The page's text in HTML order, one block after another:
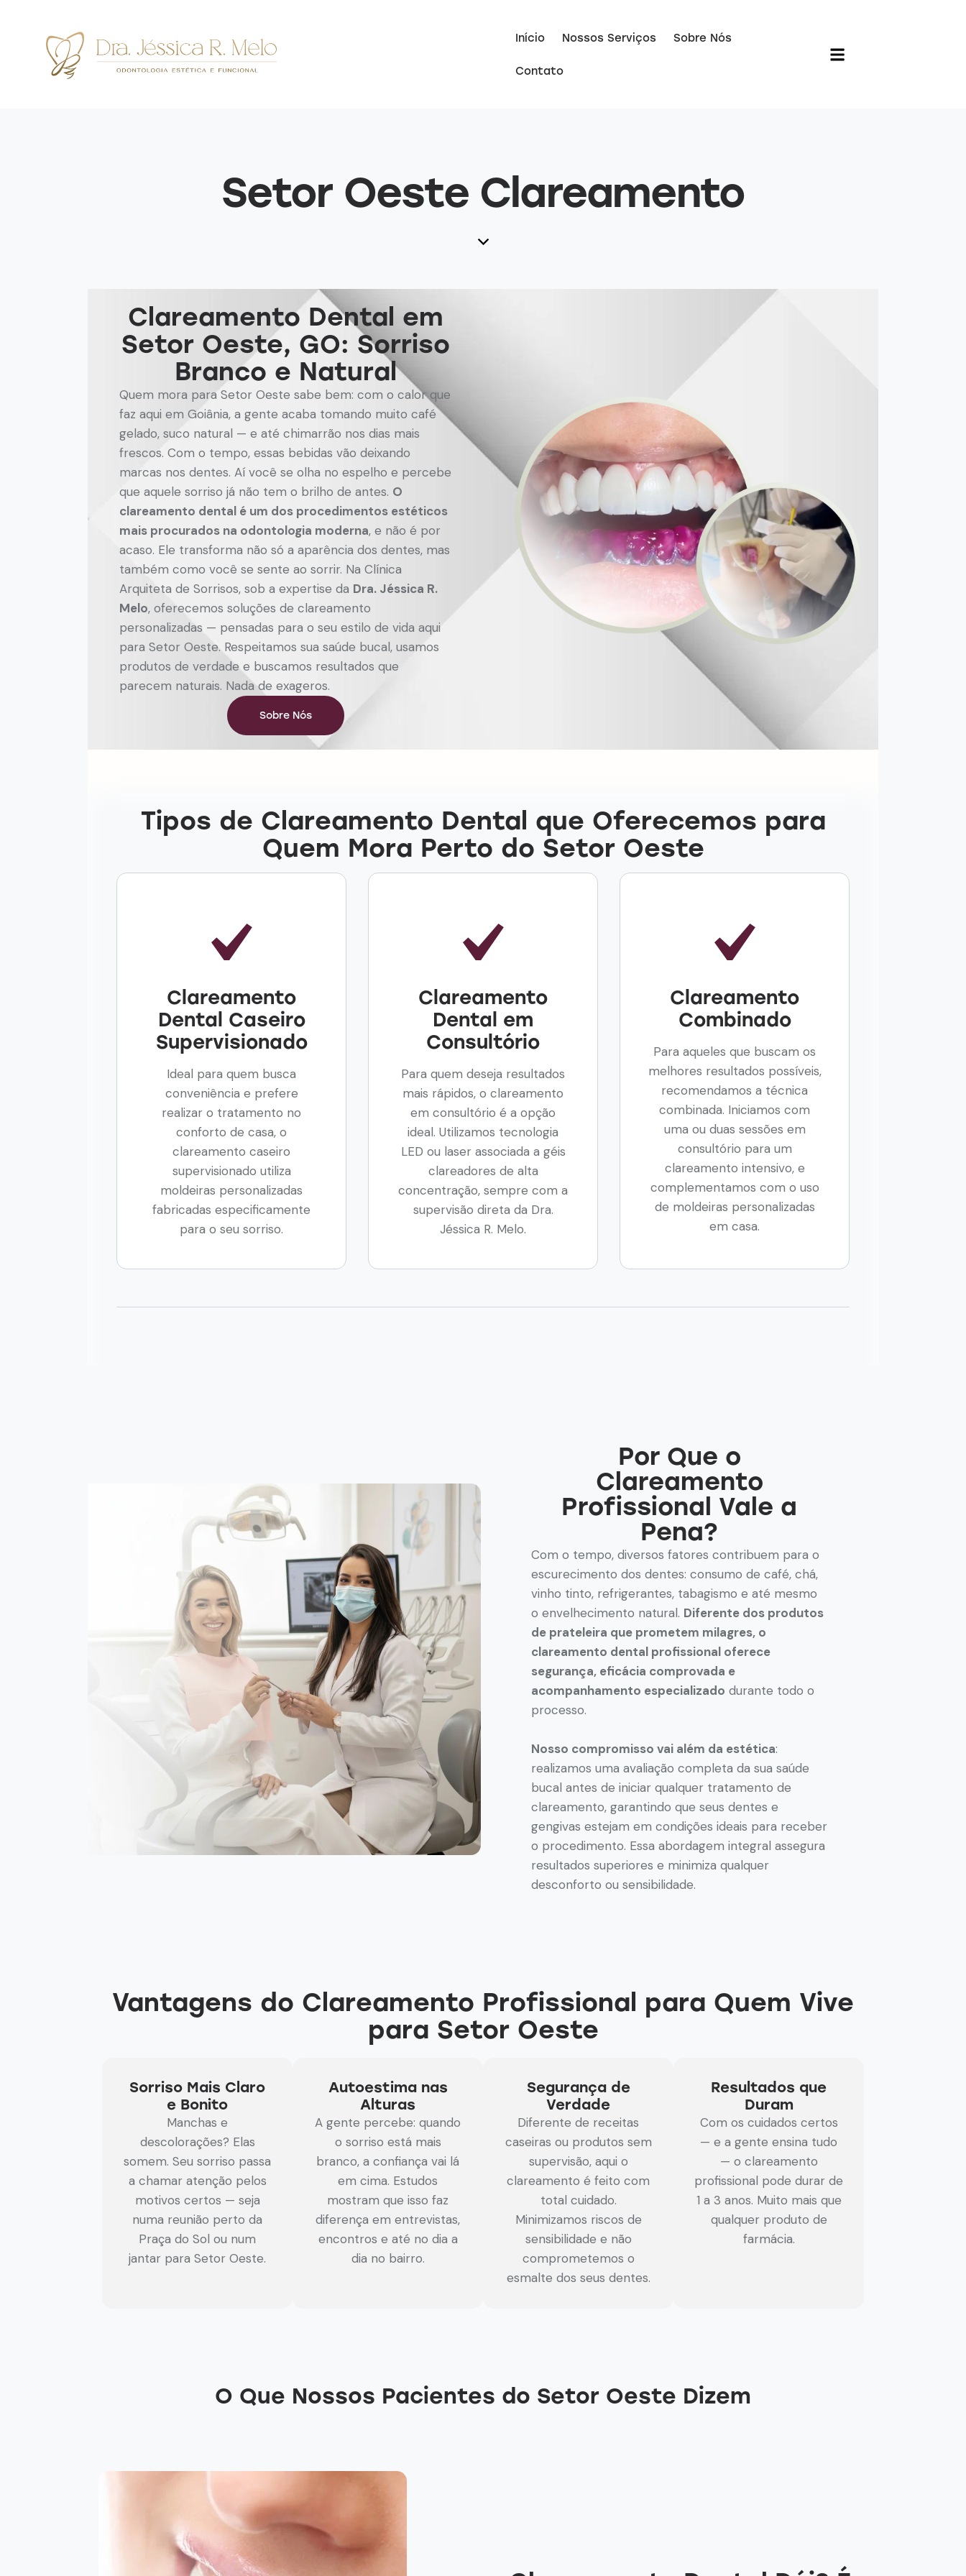
Início Nossos Serviços Sobre Nós
Contato
Setor Oeste Clareamento
Clareamento Dental em
Setor Oeste, GO: Sorriso
Branco e Natural
Quem mora para Setor Oeste sabe bem: com o calor que
faz aqui em Goiânia, a gente acaba tomando muito café
gelado, suco natural — e até chimarrão nos dias mais
frescos. Com o tempo, essas bebidas vão deixando
marcas nos dentes. Aí você se olha no espelho e percebe
que aquele sorriso já não tem o brilho de antes. O
clareamento dental é um dos procedimentos estéticos
mais procurados na odontologia moderna, e não é por
acaso. Ele transforma não só a aparência dos dentes, mas
também como você se sente ao sorrir. Na Clínica
Arquiteta de Sorrisos, sob a expertise da Dra. Jéssica R.
Melo, oferecemos soluções de clareamento
personalizadas — pensadas para o seu estilo de vida aqui
para Setor Oeste. Respeitamos sua saúde bucal, usamos
produtos de verdade e buscamos resultados que
parecem naturais. Nada de exageros.
Sobre Nós
Tipos de Clareamento Dental que Oferecemos para
Quem Mora Perto do Setor Oeste
Clareamento
Dental Caseiro
Supervisionado
Ideal para quem busca
conveniência e prefere
realizar o tratamento no
conforto de casa, o
clareamento caseiro
supervisionado utiliza
moldeiras personalizadas
fabricadas especificamente
para o seu sorriso.
Clareamento
Dental em
Consultório
Para quem deseja resultados
mais rápidos, o clareamento
em consultório é a opção
ideal. Utilizamos tecnologia
LED ou laser associada a géis
clareadores de alta
concentração, sempre com a
supervisão direta da Dra.
Jéssica R. Melo.
Clareamento
Combinado
Para aqueles que buscam os
melhores resultados possíveis,
recomendamos a técnica
combinada. Iniciamos com
uma ou duas sessões em
consultório para um
clareamento intensivo, e
complementamos com o uso
de moldeiras personalizadas
em casa.
Por Que o
Clareamento
Profissional Vale a
Pena?
Com o tempo, diversos fatores contribuem para o
escurecimento dos dentes: consumo de café, chá,
vinho tinto, refrigerantes, tabagismo e até mesmo
o envelhecimento natural. Diferente dos produtos
de prateleira que prometem milagres, o
clareamento dental profissional oferece
segurança, eficácia comprovada e
acompanhamento especializado durante todo o
processo.
Nosso compromisso vai além da estética:
realizamos uma avaliação completa da sua saúde
bucal antes de iniciar qualquer tratamento de
clareamento, garantindo que seus dentes e
gengivas estejam em condições ideais para receber
o procedimento. Essa abordagem integral assegura
resultados superiores e minimiza qualquer
desconforto ou sensibilidade.
Vantagens do Clareamento Profissional para Quem Vive
para Setor Oeste
Sorriso Mais Claro
e Bonito
Manchas e
descolorações? Elas
somem. Seu sorriso passa
a chamar atenção pelos
motivos certos — seja
numa reunião perto da
Praça do Sol ou num
jantar para Setor Oeste.
Autoestima nas
Alturas
A gente percebe: quando
o sorriso está mais
branco, a confiança vai lá
em cima. Estudos
mostram que isso faz
diferença em entrevistas,
encontros e até no dia a
dia no bairro.
Segurança de
Verdade
Diferente de receitas
caseiras ou produtos sem
supervisão, aqui o
clareamento é feito com
total cuidado.
Minimizamos riscos de
sensibilidade e não
comprometemos o
esmalte dos seus dentes.
Resultados que
Duram
Com os cuidados certos
— e a gente ensina tudo
— o clareamento
profissional pode durar de
1 a 3 anos. Muito mais que
qualquer produto de
farmácia.
O Que Nossos Pacientes do Setor Oeste Dizem